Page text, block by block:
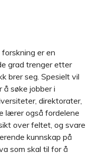
er en
grad trenger etter
brer seg. Spesielt vil
søke jobber i
direktorater,
lærer også fordelene
over feltet, og svare
kunnskap på
som skal til for å